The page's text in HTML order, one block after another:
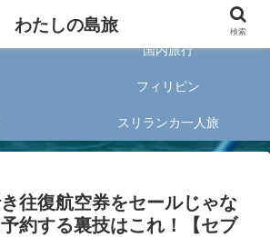
20代女子が案内する旅のあれこれ✈︎
国内旅行
フィリピン
スリランカ一人旅
往復航空券をセールじゃな
約する裏技はこれ！【セブ
わたしの島旅 検索